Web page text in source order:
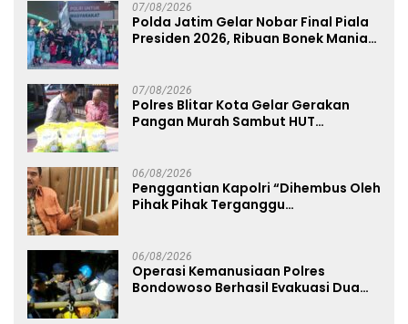
07/08/2026
Polda Jatim Gelar Nobar Final Piala
Presiden 2026, Ribuan Bonek Mania
07/08/2026
Polres Blitar Kota Gelar Gerakan
Pangan Murah Sambut HUT
06/08/2026
Penggantian Kapolri “Dihembus Oleh
Pihak Pihak Terganggu
06/08/2026
Operasi Kemanusiaan Polres
Bondowoso Berhasil Evakuasi Dua